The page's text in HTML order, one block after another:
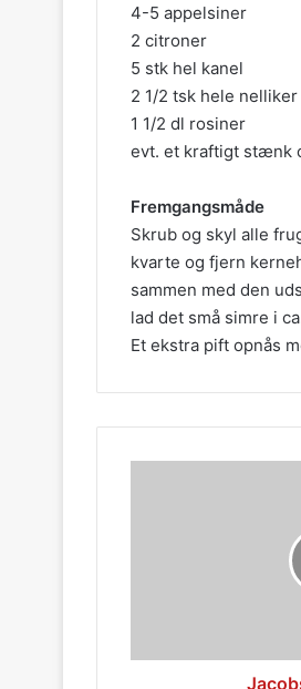
4-5 appelsiner
2 citroner
5 stk hel kanel
2 1/2 tsk hele nelliker
1 1/2 dl rosiner
evt. et kraftigt stænk
Fremgangsmåde
Skrub og skyl alle
kvarte og fjern
sammen med den
lad det små simre i
Et ekstra pift opnås